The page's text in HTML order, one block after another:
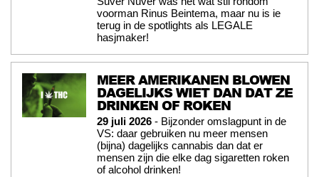
voorman Rinus Beintema, maar nu is ie
terug in de spotlights als LEGALE
hasjmaker!
MEER AMERIKANEN BLOWEN
DAGELIJKS WIET DAN DAT ZE
DRINKEN OF ROKEN
29 juli 2026 - Bijzonder omslagpunt in de
VS: daar gebruiken nu meer mensen
(bijna) dagelijks cannabis dan dat er
mensen zijn die elke dag sigaretten roken
of alcohol drinken!